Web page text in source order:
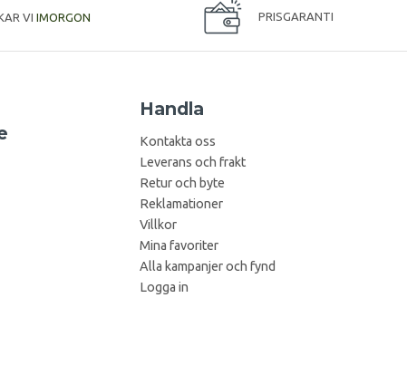
VI IMORGON PRISGARANTI
Handla
Kontakta oss
Leverans och frakt
Retur och byte
Reklamationer
Villkor
Mina favoriter
Alla kampanjer och fynd
Logga in